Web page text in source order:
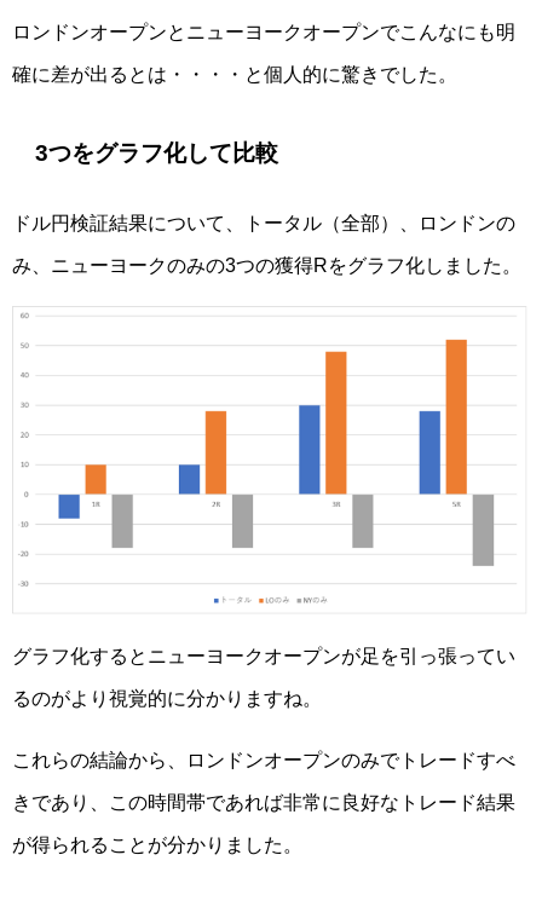
ロンドンオープンとニューヨークオープンでこんなにも明
確に差が出るとは・・・・と個人的に驚きでした。
3つをグラフ化して比較
ドル円検証結果について、トータル（全部）、ロンドンの
み、ニューヨークのみの3つの獲得Rをグラフ化しました。
グラフ化するとニューヨークオープンが足を引っ張ってい
るのがより視覚的に分かりますね。
これらの結論から、ロンドンオープンのみでトレードすべ
きであり、この時間帯であれば非常に良好なトレード結果
が得られることが分かりました。